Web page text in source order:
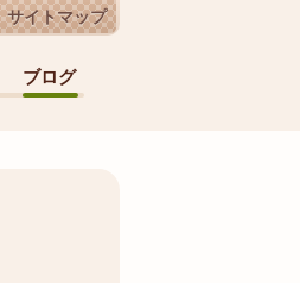
ブログ
サイトマップ